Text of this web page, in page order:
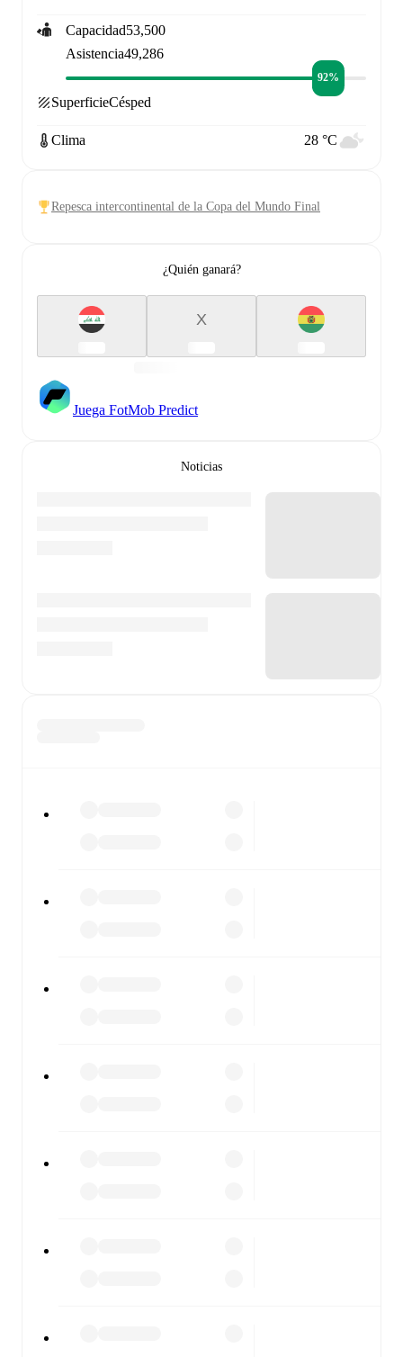
Capacidad53,500
Asistencia49,286
92%
SuperficieCésped
Clima 28 °C
Repesca intercontinental de la Copa del Mundo Final
¿Quién ganará?
X
Juega FotMob Predict
Noticias